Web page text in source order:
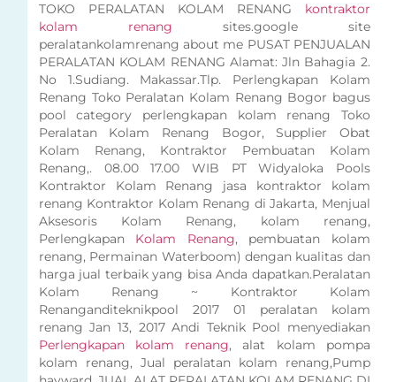
TOKO PERALATAN KOLAM RENANG kontraktor
kolam renang sites.google site
peralatankolamrenang about me PUSAT PENJUALAN
PERALATAN KOLAM RENANG Alamat: Jln Bahagia 2.
No 1.Sudiang. Makassar.Tlp. Perlengkapan Kolam
Renang Toko Peralatan Kolam Renang Bogor bagus
pool category perlengkapan kolam renang Toko
Peralatan Kolam Renang Bogor, Supplier Obat
Kolam Renang, Kontraktor Pembuatan Kolam
Renang,. 08.00 17.00 WIB PT Widyaloka Pools
Kontraktor Kolam Renang jasa kontraktor kolam
renang Kontraktor Kolam Renang di Jakarta, Menjual
Aksesoris Kolam Renang, kolam renang,
Perlengkapan Kolam Renang, pembuatan kolam
renang, Permainan Waterboom) dengan kualitas dan
harga jual terbaik yang bisa Anda dapatkan.Peralatan
Kolam Renang ~ Kontraktor Kolam
Renanganditeknikpool 2017 01 peralatan kolam
renang Jan 13, 2017 Andi Teknik Pool menyediakan
Perlengkapan kolam renang, alat kolam pompa
kolam renang, Jual peralatan kolam renang,Pump